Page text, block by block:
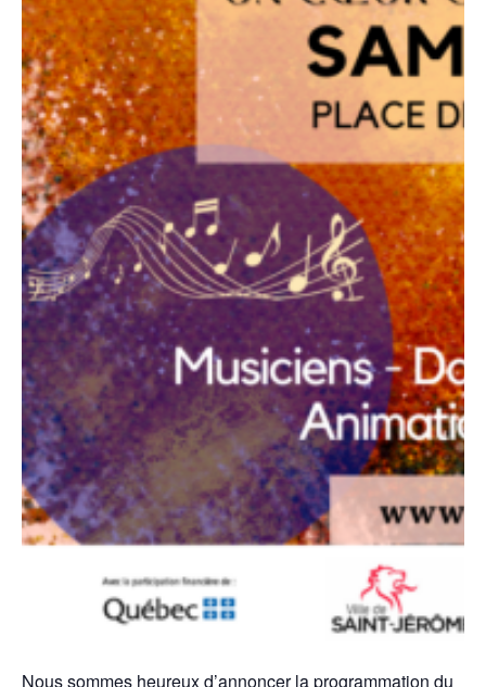
Nous sommes heureux d’annoncer la programmation du